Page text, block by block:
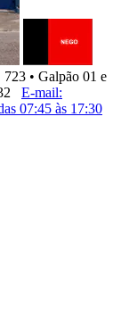
• Galpão 01 e
E-mail:
07:45 às 17:30